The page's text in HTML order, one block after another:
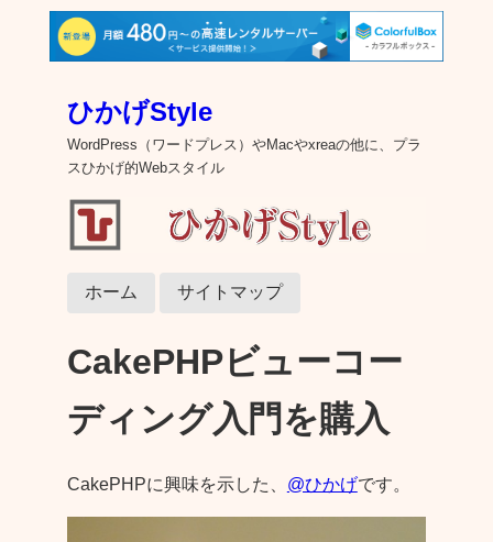
ひかげStyle
WordPress（ワードプレス）やMacやxreaの他に、プラ
スひかげ的Webスタイル
ホーム サイトマップ
CakePHPビューコー
ディング入門を購入
CakePHPに興味を示した、 @ひかげです。